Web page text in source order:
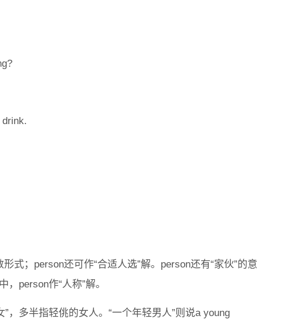
drink.
式；person还可作“合适人选”解。person还有“家伙”的意
person作“人称”解。
，多半指轻佻的女人。“一个年轻男人”则说a young